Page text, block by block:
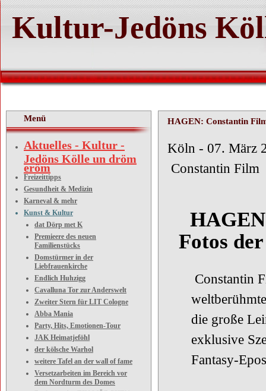
Kultur-Jedöns
Menü
Aktuelles - Kultur -
Jedöns Kölle un dröm
eröm
Freizeittipps
Gesundheit & Medizin
Karneval & mehr
Kunst & Kultur
dat Dörp met K
Premieere des neuen
Familienstücks
Domstürmer in der
Liebfrauenkirche
Endlich Huhzigg
Cavalluna Tor zur Anderswelt
Zweiter Stern für LIT Cologne
Abba Mania
Party, Hits, Emotionen-Tour
JAK Heimatjeföhl
der kölsche Warhol
weitere Tafel an der wall of fame
Versetzarbeiten im Bereich vor
dem Nordturm des Domes
HAGEN: Constantin
Köln
Constantin Film
Fotos
Constantin
die große
exklusive
Fantasy-